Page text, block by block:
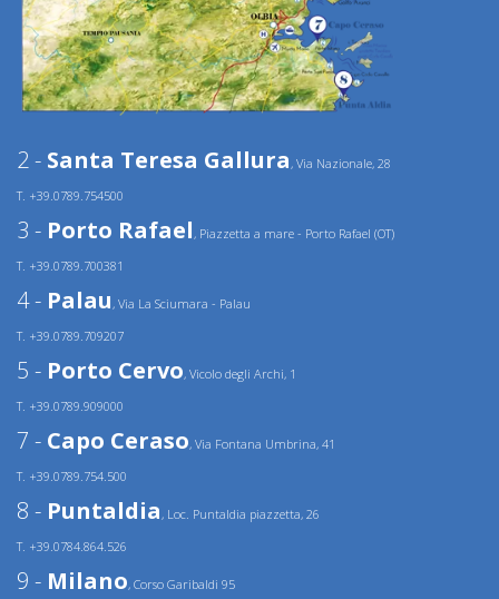
2 - Santa Teresa Gallura, Via Nazionale, 28
T. +39.0789.754500
3 - Porto Rafael, Piazzetta a mare - Porto Rafael (OT)
T. +39.0789.700381
4 - Palau, Via La Sciumara - Palau
T. +39.0789.709207
5 - Porto Cervo, Vicolo degli Archi, 1
T. +39.0789.909000
7 - Capo Ceraso, Via Fontana Umbrina, 41
T. +39.0789.754.500
8 - Puntaldia, Loc. Puntaldia piazzetta, 26
T. +39.0784.864.526
9 - Milano, Corso Garibaldi 95